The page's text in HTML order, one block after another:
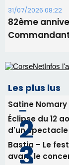
31/07/2026 08:22
82ème
Les plus lus
Satine Nomary
Éclipse du 12
d'un spectacle
Bastia – Le
avant le